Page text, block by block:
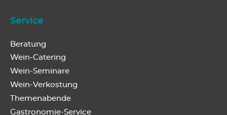
Service
Beratung
Wein-Catering
Wein-Seminare
Wein-Verkostung
Themenabende
Gastronomie-Service